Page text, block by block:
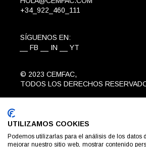
+34_922_460_111
SÍGUENOS EN:
FB
IN YT
© 2023 CEMFAC,
TODOS LOS DERECHOS
COOKIES
UTILIZAMOS COOKIES
Podemos utilizarlas para el análisis de los datos
mejorar nuestro sitio web, mostrar contenido